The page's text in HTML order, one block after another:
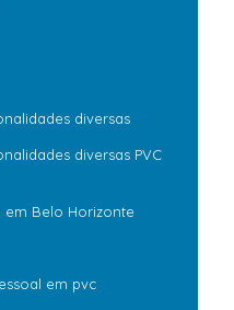
diversas
diversas PVC
em Belo Horizonte
em pvc